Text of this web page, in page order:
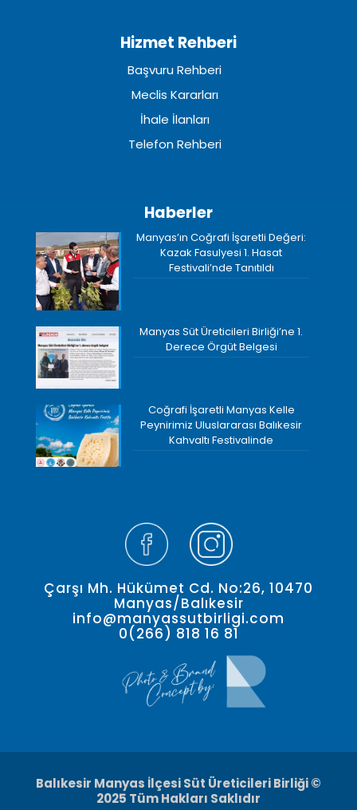
Hizmet Rehberi
Başvuru Rehberi
Meclis Kararları
İhale İlanları
Telefon Rehberi
Haberler
Manyas’ın Coğrafi İşaretli Değeri:
Kazak Fasulyesi 1. Hasat
Festivali’nde Tanıtıldı
Manyas Süt Üreticileri Birliği’ne 1.
Derece Örgüt Belgesi
Coğrafi İşaretli Manyas Kelle
Peynirimiz Uluslararası Balıkesir
Kahvaltı Festivalinde
Çarşı Mh. Hükümet Cd. No:26, 10470
Manyas/Balıkesir
info@manyassutbirligi.com
0(266) 818 16 81
Balıkesir Manyas İlçesi Süt Üreticileri Birliği ©
2025 Tüm Hakları Saklıdır